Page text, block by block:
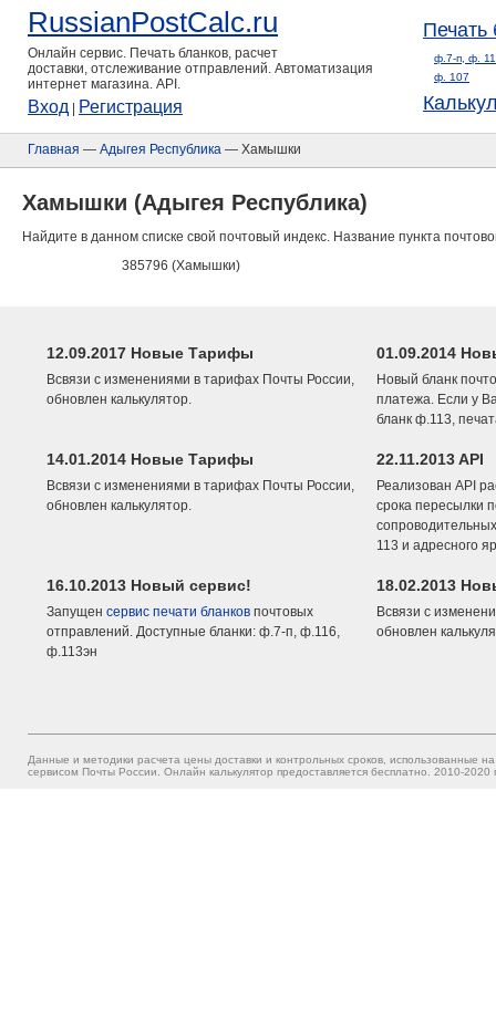
RussianPostCalc.ru
Онлайн сервис. Печать бланков, расчет
доставки, отслеживание отправлений. Автоматизация
интернет магазина. API.
Вход Регистрация
Печать
ф.7-п, ф.
ф. 107
Главная — Адыгея Республика — Хамышки
Хамышки (Адыгея Республика)
Найдите в данном списке свой почтовый индекс. Название пункта
385796 (Хамышки)
12.09.2017 Новые Тарифы
Всвязи с изменениями в тарифах Почты России,
обновлен калькулятор.
01.09.2014
Новый бланк
платежа. Если у
бланк ф.113,
14.01.2014 Новые Тарифы
Всвязи с изменениями в тарифах Почты России,
обновлен калькулятор.
22.11.2013 API
Реализован API
срока пересылки
113 и адресного
16.10.2013 Новый сервис!
Запущен сервис печати бланков почтовых
отправлений. Доступные бланки: ф.7-п, ф.116,
ф.113эн
18.02.2013
Всвязи с
обновлен
Данные и методики расчета цены доставки и контрольных сроков, использованные
сервисом Почты России. Онлайн калькулятор предоставляется бесплатно. 2010-2020